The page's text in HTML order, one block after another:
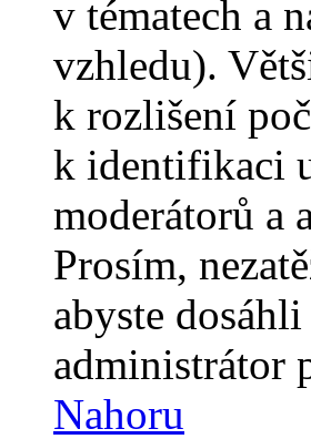
v tématech a
vzhledu).
k rozlišení
k identifikaci
moderátorů a
Prosím,
abyste
administrátor
Nahoru